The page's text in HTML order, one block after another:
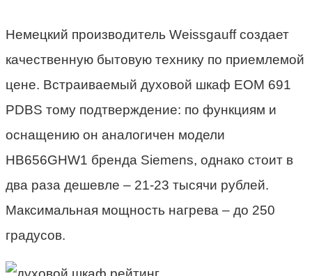
Немецкий производитель Weissgauff создает
качественную бытовую технику по приемлемой
цене. Встраиваемый духовой шкаф EOM 691
PDBS тому подтверждение: по функциям и
оснащению он аналогичен модели
HB656GHW1 бренда Siemens, однако стоит в
два раза дешевле – 21-23 тысячи рублей.
Максимальная мощность нагрева – до 250
градусов.